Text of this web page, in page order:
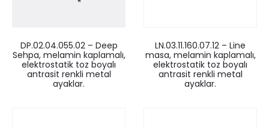
DP.02.04.055.02 – Deep
Sehpa, melamin kaplamalı,
elektrostatik toz boyalı
antrasit renkli metal
ayaklar.
LN.03.11.160.07.12 – Line
masa, melamin kaplamalı,
elektrostatik toz boyalı
antrasit renkli metal
ayaklar.